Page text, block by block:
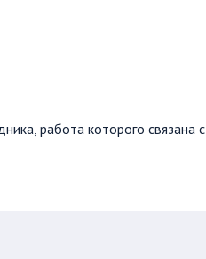
работа которого связана с